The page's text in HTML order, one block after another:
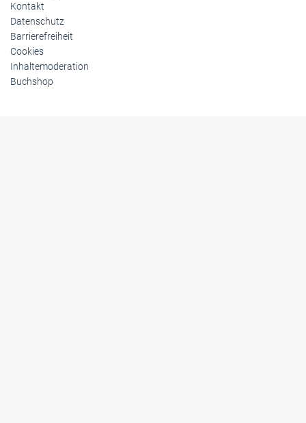
Kontakt
Datenschutz
Barrierefreiheit
Cookies
Inhaltemoderation
Buchshop